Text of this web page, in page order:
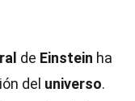
de Einstein ha
del universo.